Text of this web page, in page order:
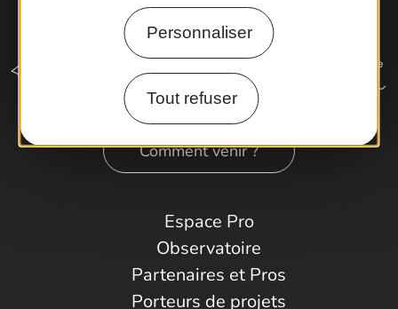
Personnaliser
Tout refuser
Comment venir ?
Espace Pro
Observatoire
Partenaires et Pros
Porteurs de projets